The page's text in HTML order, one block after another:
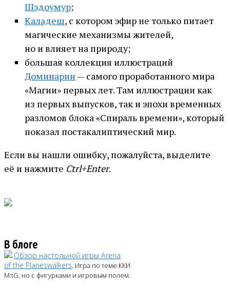
Шэдоумур;
Каладеш, с котором эфир не только питает
магические механизмы жителей,
но и влияет на природу;
большая коллекция иллюстраций
Доминарии — самого проработанного мира
«Магии» первых лет. Там иллюстрации как
из первых выпусков, так и эпохи временных
разломов блока «Спираль времени», который
показал постакалиптический мир.
Если вы нашли ошибку, пожалуйста, выделите
её и нажмите Ctrl+Enter.
В блоге
Обзор настольной игры Arena
of the Planeswalkers. Игра по теме ККИ
M:tG, но с фигурками и игровым полем.